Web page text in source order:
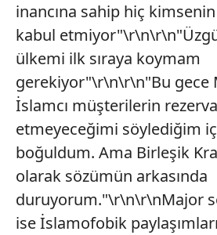
inancına sahip hiç
kabul
ülkemi ilk sıraya koymam
gerekiyor"\r\n\r\n"Bu gece
İslamcı müşterilerin
etmeyeceğimi söylediğim
boğuldum. Ama Birleşik
olarak sözümün arkasında
duruyorum."\r\n\r\nMajor
ise İslamofobik